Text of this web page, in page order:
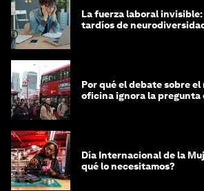
La fuerza laboral
tardíos de
Por qué el debate sobre el
oficina ignora la pregunta
Día Internacional de la
qué lo necesitamos?